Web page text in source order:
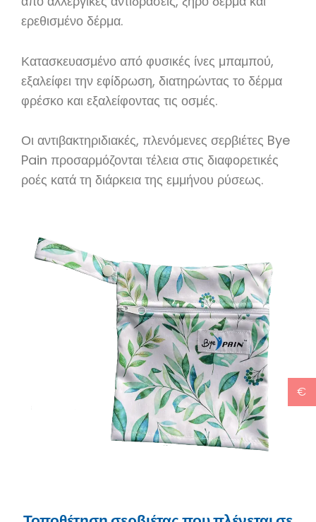
ερεθισμένο δέρμα.
Κατασκευασμένο από φυσικές ίνες μπαμπού,
εξαλείφει την εφίδρωση, διατηρώντας το δέρμα
φρέσκο και εξαλείφοντας τις οσμές.
Οι αντιβακτηριδιακές, πλενόμενες σερβιέτες Bye
Pain προσαρμόζονται τέλεια στις διαφορετικές
ροές κατά τη διάρκεια της εμμήνου ρύσεως.
€